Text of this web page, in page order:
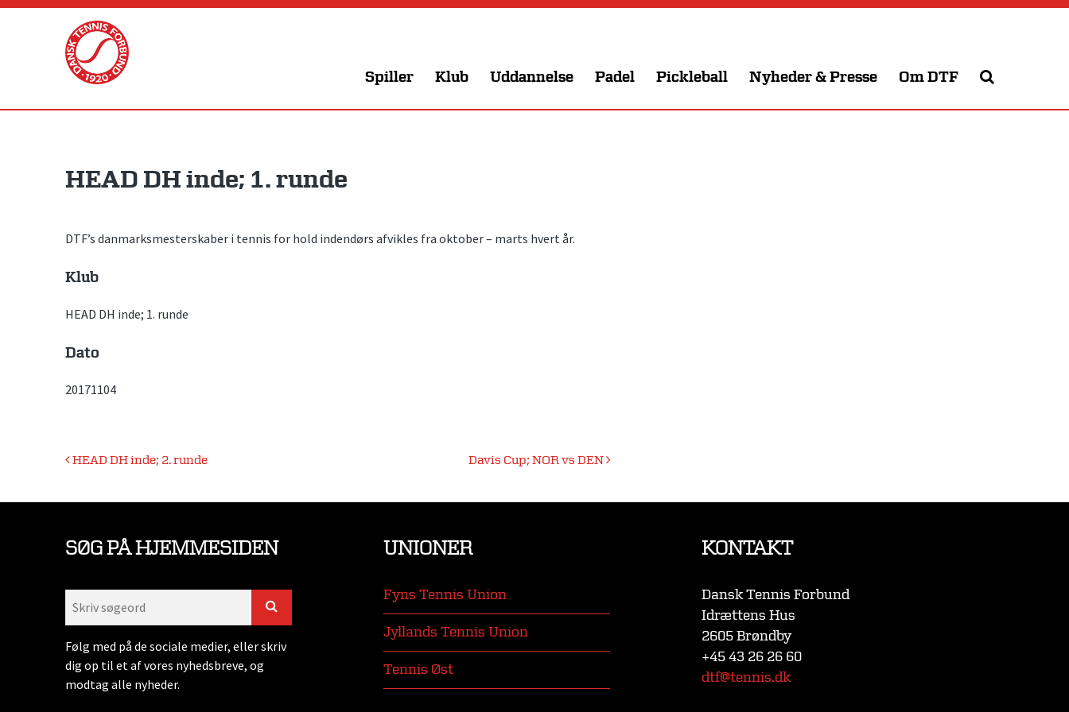
Skip
Spiller Klub Uddannelse Padel Pickleball Nyheder & Presse Om DTF
HEAD DH inde; 1. runde
DTF’s danmarksmesterskaber i tennis for hold indendørs afvikles fra oktober – marts hvert år.
Klub
HEAD DH inde; 1. runde
Dato
20171104
Indlægsnavigation
HEAD DH inde; 2. runde Davis Cup; NOR vs DEN
SØG PÅ HJEMMESIDEN
Følg med på de sociale medier, eller skriv
dig op til et af vores nyhedsbreve, og
modtag alle nyheder.
UNIONER
Fyns Tennis Union
Jyllands Tennis Union
Tennis Øst
KONTAKT
Dansk Tennis Forbund
Idrættens Hus
2605 Brøndby
+45 43 26 26 60
dtf@tennis.dk